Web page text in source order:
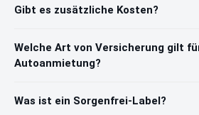
Gibt es zusätzliche Kosten?
Welche Art von Versicherung gilt
Autoanmietung?
Was ist ein Sorgenfrei-Label?